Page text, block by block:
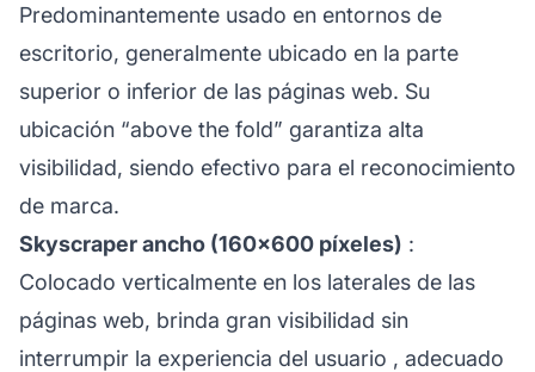
Predominantemente usado en entornos de
escritorio, generalmente ubicado en la parte
superior o inferior de las páginas web. Su
ubicación “above the fold” garantiza alta
visibilidad, siendo efectivo para el reconocimiento
de marca.
Skyscraper ancho (160×600 píxeles) :
Colocado verticalmente en los laterales de las
páginas web, brinda gran visibilidad sin
interrumpir la experiencia del usuario , adecuado